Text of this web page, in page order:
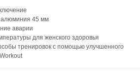
алюминия 45 мм
аварии
для женского здоровья
тренировок с помощью улучшенного